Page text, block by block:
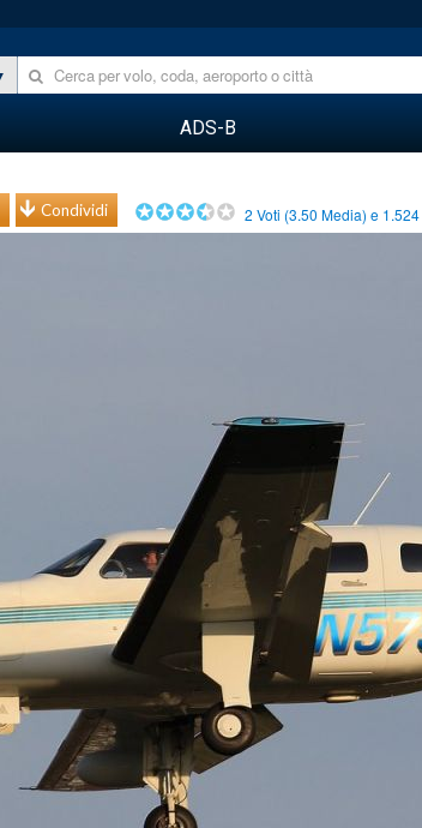
ADS-B
Condividi 2 Voti (3.50 Media) e 1.524